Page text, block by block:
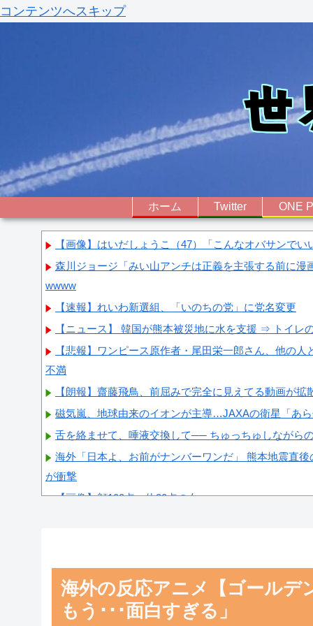
コンテンツへスキップ
ホーム Twitter ONE
【画像】はいだしょうこ（47）「こんなオバサンで
森川ジョージ「みい山アンチは正義を主張する前に
wwww
【速報】れいわ新選組、「いのちの党」に党名変更
【ニュース】 韓国が熊本被災地に水を支援 ⇒ トイレ
【悲報】ワンピース原作者・尾田栄一郎さん、他の
不満
【朗報】齋藤飛鳥、前屈みで完全に見えてる動画が
磁気嵐、地球由来のイオンが主導…JAXAの衛星「あ
舌を絡ませて、唾液交換して── ちゅっちゅしながら
海外「日本よ、お前がナンバーワンだ」 熊本地震直
が衝撃
【画像】顔100点、体30点の女ｗｗｗ
Powered by livedoor 相互RSS
海外の反応アニメ【ゴールデ
もう･･･面白すぎる」